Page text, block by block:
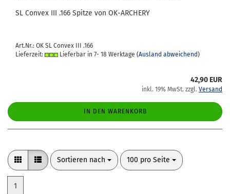
SL Con­vex III .166 Spit­ze von OK-​ARCHERY
Art.Nr.: OK SL Convex III .166
Lieferzeit:
Lieferbar in 7- 18 Werktage (Ausland abweichend)
42,90 EUR
inkl. 19% MwSt. zzgl. Versand
IN DEN WARENKORB
Sortieren nach
Sortieren nach 100 pro Seite
pro Seite
1